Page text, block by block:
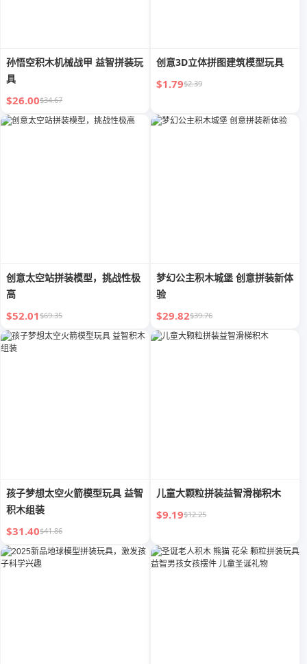
孙悟空积木机械战甲 益智拼装玩
具
$26.00$34.67
创意3D立体拼图建筑模型玩具
$1.79$2.39
创意太空站拼装模型，挑战性极
高
$52.01$69.35
梦幻公主积木城堡 创意拼装新体
验
$29.82$39.76
孩子梦想太空火箭模型玩具 益智
积木组装
$31.40$41.86
儿童大颗粒拼装益智滑梯积木
$9.19$12.25